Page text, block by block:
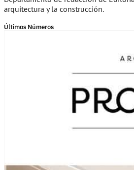
arquitectura y la construcción.
Últimos Números